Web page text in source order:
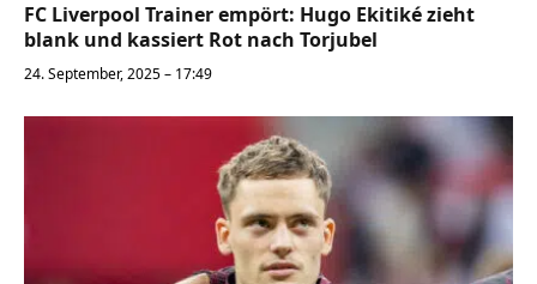
FC Liverpool Trainer empört: Hugo Ekitiké zieht
blank und kassiert Rot nach Torjubel
24. September, 2025 – 17:49